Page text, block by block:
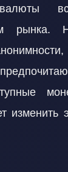
рынка.
изменить